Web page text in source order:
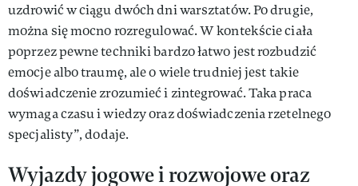
uzdrowić w ciągu dwóch dni warsztatów. Po drugie,
można się mocno rozregulować. W kontekście ciała
poprzez pewne techniki bardzo łatwo jest rozbudzić
emocje albo traumę, ale o wiele trudniej jest takie
doświadczenie zrozumieć i zintegrować. Taka praca
wymaga czasu i wiedzy oraz doświadczenia rzetelnego
specjalisty”, dodaje.
Wyjazdy jogowe i rozwojowe oraz